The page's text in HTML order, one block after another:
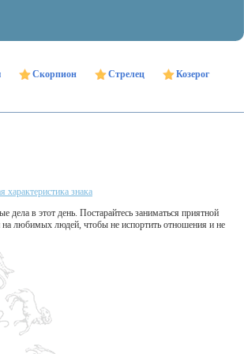
Скорпион Стрелец
Козерог
характеристика знака
в этот день. Постарайтесь заниматься приятной
на любимых людей, чтобы не испортить отношения и не